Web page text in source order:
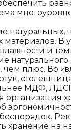
натуральных,
материалов. В
и
чем плюс. Во
МДФ,
организация
хранение на